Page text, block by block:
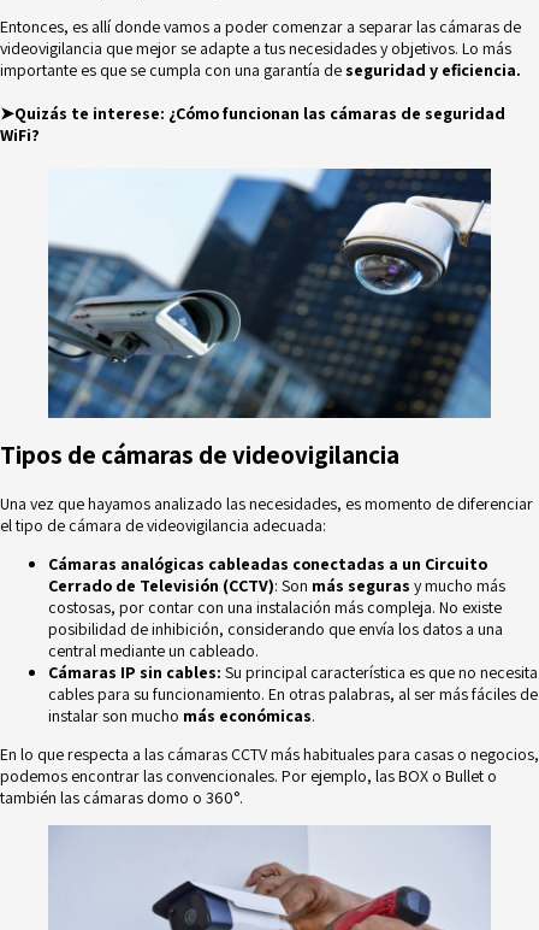
Entonces, es allí donde vamos a poder comenzar a separar las cámaras de
videovigilancia que mejor se adapte a tus necesidades y objetivos. Lo más
importante es que se cumpla con una garantía de seguridad y eficiencia.
➤Quizás te interese: ¿Cómo funcionan las cámaras de seguridad
WiFi?
Tipos de cámaras de videovigilancia
Una vez que hayamos analizado las necesidades, es momento de diferenciar
el tipo de cámara de videovigilancia adecuada:
Cámaras analógicas cableadas conectadas a un Circuito
Cerrado de Televisión (CCTV): Son más seguras y mucho más
costosas, por contar con una instalación más compleja. No existe
posibilidad de inhibición, considerando que envía los datos a una
central mediante un cableado.
Cámaras IP sin cables: Su principal característica es que no necesita
cables para su funcionamiento. En otras palabras, al ser más fáciles de
instalar son mucho más económicas.
En lo que respecta a las cámaras CCTV más habituales para casas o negocios,
podemos encontrar las convencionales. Por ejemplo, las BOX o Bullet o
también las cámaras domo o 360°.